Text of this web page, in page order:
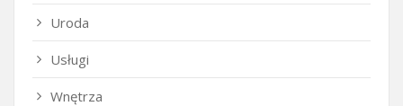
Uroda
Usługi
Wnętrza